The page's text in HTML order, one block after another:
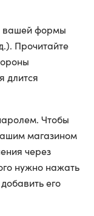
вашей формы
Прочитайте
длится
Чтобы
магазином
через
нужно нажать
его